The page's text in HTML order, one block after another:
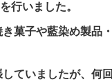
行いました。
菓子や藍染め製品・
ていましたが、何回